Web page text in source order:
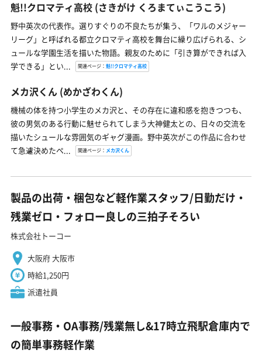
魁!!クロマティ高校 (さきがけ くろまてぃこうこう)
野中英次の代表作。選りすぐりの不良たちが集う、「ワルのメジャー
リーグ」と呼ばれる都立クロマティ高校を舞台に繰り広げられる、シ
ュールな学園生活を描いた物語。親友のために「引き算ができれば入
学できる」とい...
関連ページ： 魁!!クロマティ高校
メカ沢くん (めかざわくん)
機械の体を持つ小学生のメカ沢と、その存在に違和感を抱きつつも、
彼の男気のある行動に魅せられてしまう大神健太との、日々の交流を
描いたシュールな雰囲気のギャグ漫画。野中英次がこの作品に合わせ
て急遽決めたペ...
関連ページ： メカ沢くん
製品の出荷・梱包など軽作業スタッフ/日勤だけ・
残業ゼロ・フォロー良しの三拍子そろい
株式会社トーコー
大阪府 大阪市
時給1,250円
派遣社員
一般事務・OA事務/残業無し&17時立飛駅倉庫内で
の簡単事務軽作業